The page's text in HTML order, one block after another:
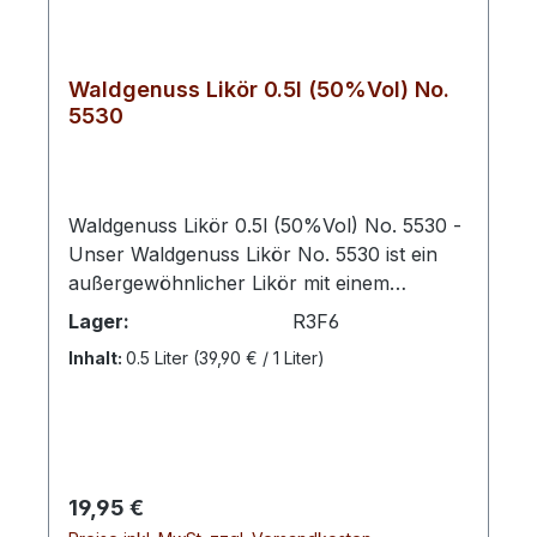
Waldgenuss Likör 0.5l (50%Vol) No.
5530
Waldgenuss Likör 0.5l (50%Vol) No. 5530 -
Unser Waldgenuss Likör No. 5530 ist ein
außergewöhnlicher Likör mit einem
kräftigen Alkoholgehalt von 50% Vol, der
die Essenz der Natur in einem Glas
einfängt. Seine vielschichtige Komposition
verleiht ihm eine belebende und kühlende
Lager: R3F6
Inhalt: 0.5 Liter (39,90 € / 1 Liter)
Regulärer Preis:
19,95 €